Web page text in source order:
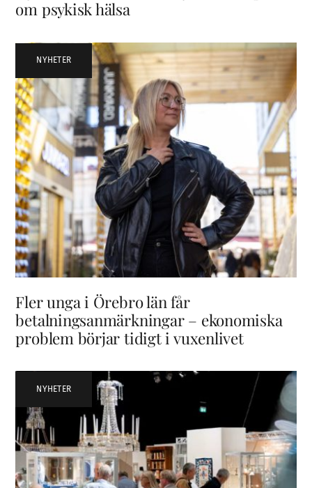
om psykisk hälsa
NYHETER
Fler unga i Örebro län får
betalningsanmärkningar – ekonomiska
problem börjar tidigt i vuxenlivet
NYHETER